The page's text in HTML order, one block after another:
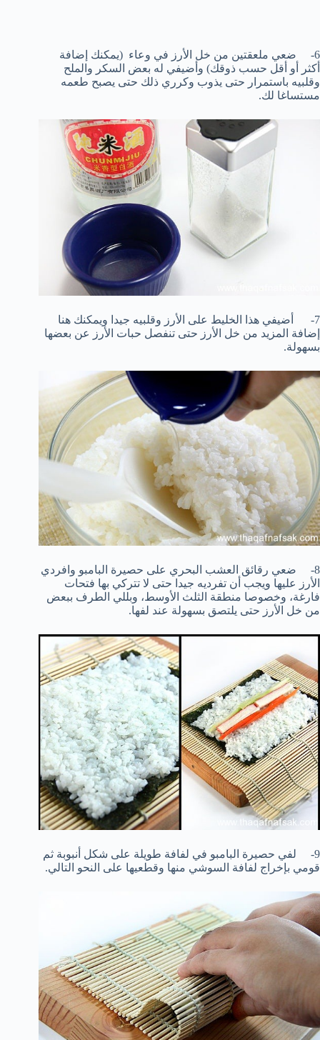
6- ضعي ملعقتين من خل الأرز في وعاء (يمكنك إضافة
أكثر أو أقل حسب ذوقك) وأضيفي له بعض السكر والملح
وقلبيه باستمرار حتى يذوب وكرري ذلك حتى يصبح طعمه
مستساغا لك.
7- أضيفي هذا الخليط على الأرز وقلبيه جيدا ويمكنك هنا
إضافة المزيد من خل الأرز حتى تنفصل حبات الأرز عن بعضها
بسهولة.
8- ضعي رقائق العشب البحري على حصيرة البامبو وافردي
الأرز عليها ويجب أن تفرديه جيدا حتى لا تتركي بها فتحات
فارغة، وخصوصا منطقة الثلث الأوسط، وبللي الطرف ببعض
من خل الأرز حتى يلتصق بسهولة عند لفها.
9- لفي حصيرة البامبو في لفافة طويلة على شكل أنبوبة ثم
قومي بإخراج لفافة السوشي منها وقطعيها على النحو التالي.